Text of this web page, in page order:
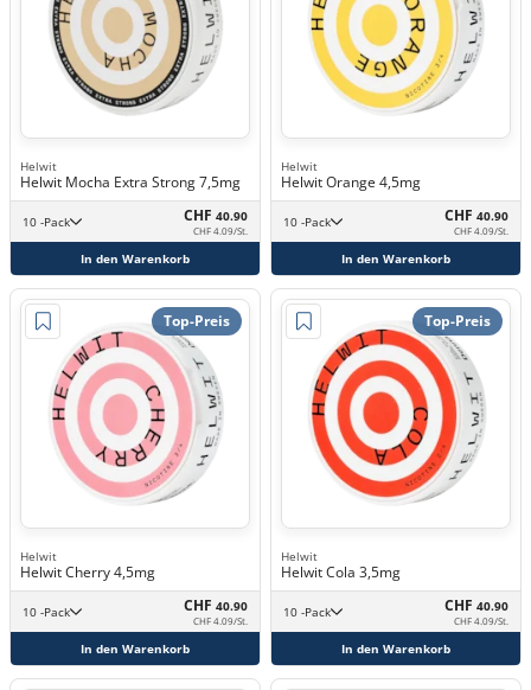
Helwit
Helwit Mocha Extra Strong 7,5mg
10 -Pack CHF 40.90
CHF 4.09/St.
In den Warenkorb
Helwit
Helwit Orange 4,5mg
10 -Pack CHF 40.90
CHF 4.09/St.
In den Warenkorb
Top-Preis
Helwit
Helwit Cherry 4,5mg
10 -Pack CHF 40.90
CHF 4.09/St.
In den Warenkorb
Top-Preis
Helwit
Helwit Cola 3,5mg
10 -Pack CHF 40.90
CHF 4.09/St.
In den Warenkorb